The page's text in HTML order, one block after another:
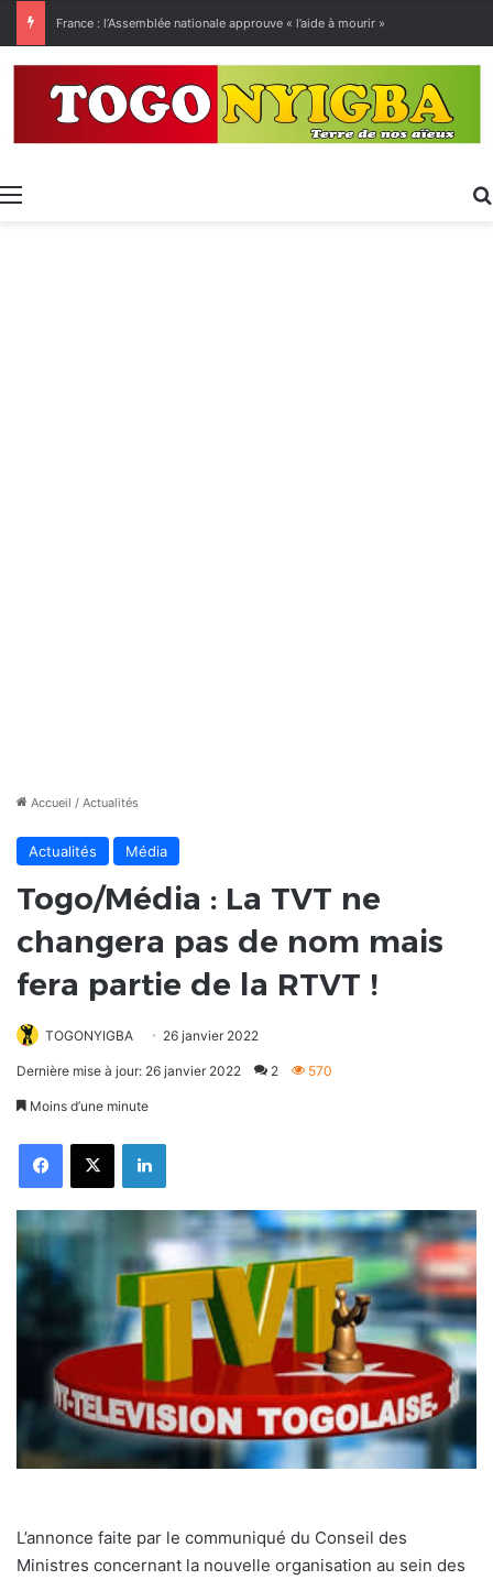
France : l’Assemblée nationale approuve « l’aide à mourir »
Menu
Accueil / Actualités
Actualités Média
Togo/Média : La TVT ne
changera pas de nom mais
fera partie de la RTVT !
TOGONYIGBA 26 janvier 2022
Dernière mise à jour: 26 janvier 2022 2 570
Moins d’une minute
FacebookX Linkedin
L’annonce faite par le communiqué du Conseil des
Ministres concernant la nouvelle organisation au sein des